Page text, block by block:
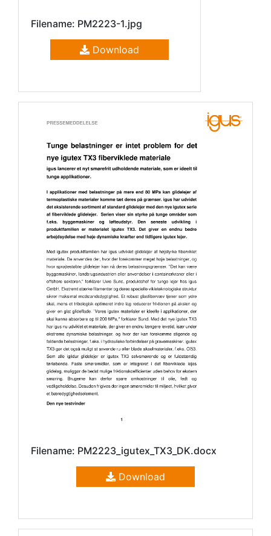
Filename: PM2223-1.jpg
Download
Filename: PM2223_igutex_TX3_DK.docx
Download